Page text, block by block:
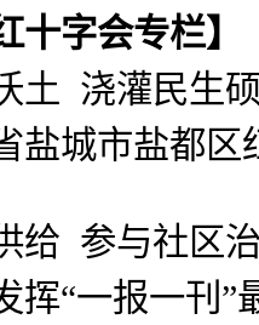
十字会专栏】
土 浇灌民生
盐城市盐都区
给 参与社区
挥“一报一刊”